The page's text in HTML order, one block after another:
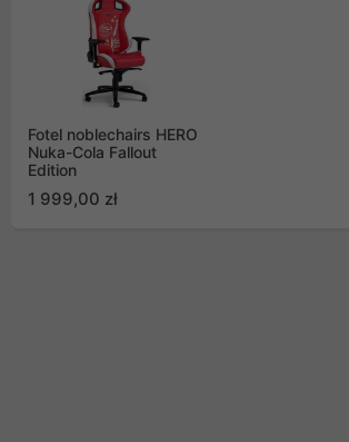
Fotel noblechairs HERO
Nuka-Cola Fallout
Edition
1 999,00 zł